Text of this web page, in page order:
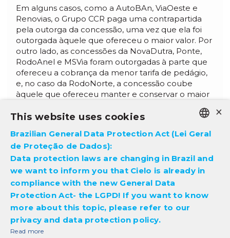
Em alguns casos, como a AutoBAn, ViaOeste e
Renovias, o Grupo CCR paga uma contrapartida
pela outorga da concessão, uma vez que ela foi
outorgada àquele que ofereceu o maior valor. Por
outro lado, as concessões da NovaDutra, Ponte,
RodoAnel e MSVia foram outorgadas à parte que
ofereceu a cobrança da menor tarifa de pedágio,
e, no caso da RodoNorte, a concessão coube
àquele que ofereceu manter e conservar o maior
PORTUGUESE
ENGLISH
×
This website uses cookies
Brazilian General Data Protection Act (Lei Geral
de Proteção de Dados):
Data protection laws are changing in Brazil and
we want to inform you that Cielo is already in
compliance with the new General Data
Protection Act- the LGPD! If you want to know
more about this topic, please refer to our
privacy and data protection policy.
Read more